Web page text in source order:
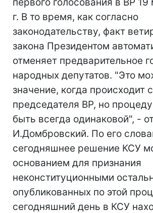
г. В то время, как согласно
законодательству, факт
закона Президентом
отменяет предварительное
народных депутатов. "Это
значение, когда происходит
председателя ВР, но
быть всегда одинаковой", -
И.Домбровский. По его
сегодняшнее решение КСУ
основанием для признания
неконституционными
опубликованных по этой
сегодняшний день в КСУ